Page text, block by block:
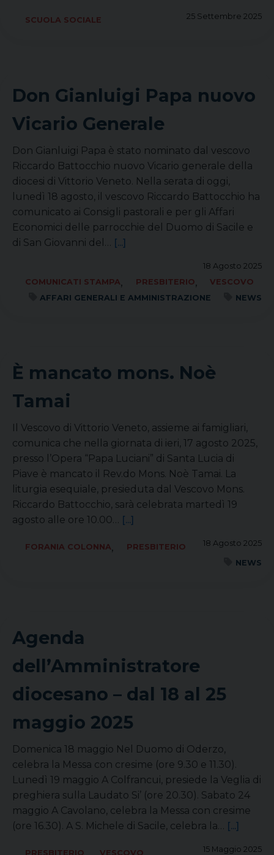
25 Settembre 2025
SCUOLA SOCIALE
Don Gianluigi Papa nuovo
Vicario Generale
Don Gianluigi Papa è stato nominato dal vescovo
Riccardo Battocchio nuovo Vicario generale della
diocesi di Vittorio Veneto. Nella serata di oggi,
lunedì 18 agosto, il vescovo Riccardo Battocchio ha
comunicato ai Consigli pastorali e per gli Affari
Economici delle parrocchie del Duomo di Sacile e
di San Giovanni del… [...]
18 Agosto 2025
COMUNICATI STAMPA, PRESBITERIO,
VESCOVO
AFFARI GENERALI E AMMINISTRAZIONE
NEWS
È mancato mons. Noè
Tamai
Il Vescovo di Vittorio Veneto, assieme ai famigliari,
comunica che nella giornata di ieri, 17 agosto 2025,
presso l’Opera “Papa Luciani” di Santa Lucia di
Piave è mancato il Rev.do Mons. Noè Tamai. La
liturgia esequiale, presieduta dal Vescovo Mons.
Riccardo Battocchio, sarà celebrata martedì 19
agosto alle ore 10.00… [...]
18 Agosto 2025
FORANIA COLONNA,
PRESBITERIO
NEWS
Agenda
dell’Amministratore
diocesano – dal 18 al 25
maggio 2025
Domenica 18 maggio Nel Duomo di Oderzo,
celebra la Messa con cresime (ore 9.30 e 11.30).
Lunedì 19 maggio A Colfrancui, presiede la Veglia di
preghiera sulla Laudato Si’ (ore 20.30). Sabato 24
maggio A Cavolano, celebra la Messa con cresime
(ore 16.30). A S. Michele di Sacile, celebra la… [...]
15 Maggio 2025
PRESBITERIO
VESCOVO